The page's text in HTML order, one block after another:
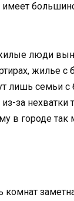
люди
жилье
лишь семьи
из-за нехватки
в городе
комнат